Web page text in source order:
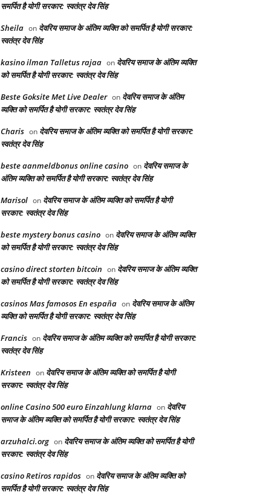
समर्पित है योगी सरकार: स्वतंत्र देव सिंह
Sheila on देवरिय समाज के अंतिम व्यक्ति को समर्पित है योगी सरकार:
स्वतंत्र देव सिंह
kasino ilman Talletus rajaa on देवरिय समाज के अंतिम व्यक्ति
को समर्पित है योगी सरकार: स्वतंत्र देव सिंह
Beste Goksite Met Live Dealer on देवरिय समाज के अंतिम
व्यक्ति को समर्पित है योगी सरकार: स्वतंत्र देव सिंह
Charis on देवरिय समाज के अंतिम व्यक्ति को समर्पित है योगी सरकार:
स्वतंत्र देव सिंह
beste aanmeldbonus online casino on देवरिय समाज के
अंतिम व्यक्ति को समर्पित है योगी सरकार: स्वतंत्र देव सिंह
Marisol on देवरिय समाज के अंतिम व्यक्ति को समर्पित है योगी
सरकार: स्वतंत्र देव सिंह
beste mystery bonus casino on देवरिय समाज के अंतिम व्यक्ति
को समर्पित है योगी सरकार: स्वतंत्र देव सिंह
casino direct storten bitcoin on देवरिय समाज के अंतिम व्यक्ति
को समर्पित है योगी सरकार: स्वतंत्र देव सिंह
casinos Mas famosos En españa on देवरिय समाज के अंतिम
व्यक्ति को समर्पित है योगी सरकार: स्वतंत्र देव सिंह
Francis on देवरिय समाज के अंतिम व्यक्ति को समर्पित है योगी सरकार:
स्वतंत्र देव सिंह
Kristeen on देवरिय समाज के अंतिम व्यक्ति को समर्पित है योगी
सरकार: स्वतंत्र देव सिंह
online Casino 500 euro Einzahlung klarna on देवरिय
समाज के अंतिम व्यक्ति को समर्पित है योगी सरकार: स्वतंत्र देव सिंह
arzuhalci.org on देवरिय समाज के अंतिम व्यक्ति को समर्पित है योगी
सरकार: स्वतंत्र देव सिंह
casino Retiros rapidos on देवरिय समाज के अंतिम व्यक्ति को
समर्पित है योगी सरकार: स्वतंत्र देव सिंह